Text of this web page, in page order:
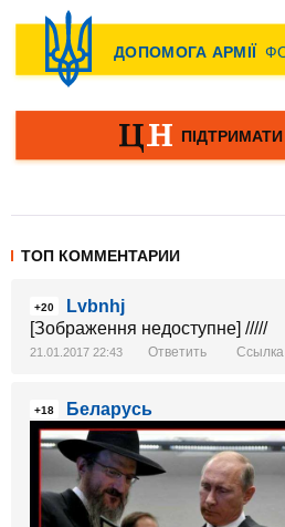
ТОП КОММЕНТАРИИ
+20
Lvbnhj
[Зображення недоступне] /////
21.01.2017 22:43 Ответить Ссылка
+18 Беларусь